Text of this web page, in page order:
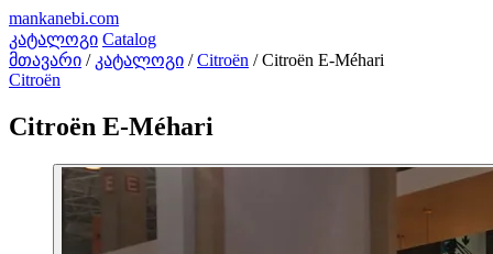
mankanebi.com
კატალოგი Catalog
მთავარი / კატალოგი / Citroën / Citroën E-Méhari
Citroën
Citroën E-Méhari